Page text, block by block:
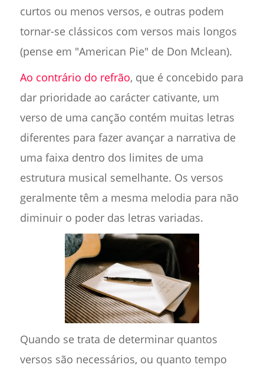
curtos ou menos versos, e outras podem
tornar-se clássicos com versos mais longos
(pense em "American Pie" de Don Mclean).
Ao contrário do refrão, que é concebido para
dar prioridade ao carácter cativante, um
verso de uma canção contém muitas letras
diferentes para fazer avançar a narrativa de
uma faixa dentro dos limites de uma
estrutura musical semelhante. Os versos
geralmente têm a mesma melodia para não
diminuir o poder das letras variadas.
Quando se trata de determinar quantos
versos são necessários, ou quanto tempo